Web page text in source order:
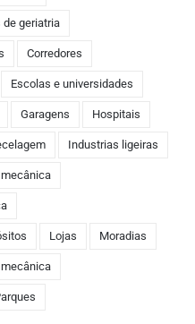
de geriatria
Corredores
Escolas e universidades
Garagens Hospitais
Industrias ligeiras
Lojas Moradias